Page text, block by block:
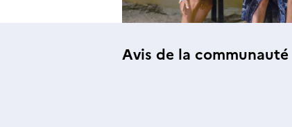
Avis de la communauté